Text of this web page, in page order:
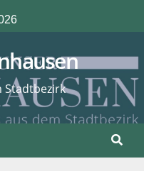
Stadtbezirk